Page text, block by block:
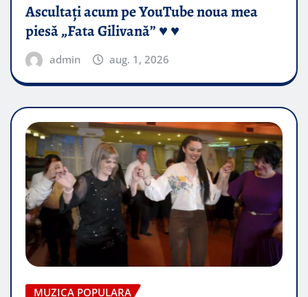
Ascultați acum pe YouTube noua mea
piesă „Fata Gilivană” ♥️ ♥️
admin aug. 1, 2026
MUZICA POPULARA